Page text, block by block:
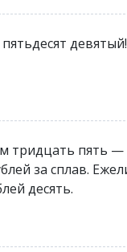
тридцать пять —
за сплав.
десять.